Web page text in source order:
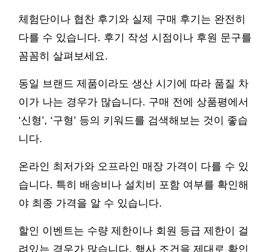
체험단이나 협찬 후기와 실제 구매 후기는 완전히
다를 수 있습니다. 후기 작성 시점이나 후원 문구를
꼼꼼히 살펴보세요.
동일 브랜드 제품이라도 생산 시기에 따라 품질 차
이가 나는 경우가 많습니다. 구매 전에 상품평에서
‘신형’, ‘구형’ 등의 키워드를 검색해보는 것이 좋습
니다.
온라인 최저가와 오프라인 매장 가격이 다를 수 있
습니다. 특히 배송비나 설치비 포함 여부를 확인해
야 최종 가격을 알 수 있습니다.
할인 이벤트는 수량 제한이나 회원 등급 제한이 걸
려있는 경우가 많습니다. 행사 조건을 제대로 확인